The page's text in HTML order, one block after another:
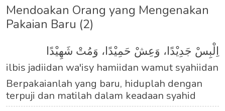
Mendoakan Orang yang Mengenakan
Pakaian Baru (2)
اِلْبِسْ جَدِيْدًا، وَعِشْ حَمِيْدًا، وَمُتْ شَهِيْدًا
ilbis jadiidan wa'isy hamiidan wamut syahiidan
Berpakaianlah yang baru, hiduplah dengan
terpuji dan matilah dalam keadaan syahid